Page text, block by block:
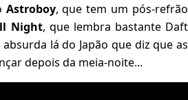
Astroboy, que tem um pós-refrão
Night, que lembra bastante Daft
lá do Japão que diz que as
depois da meia-noite...